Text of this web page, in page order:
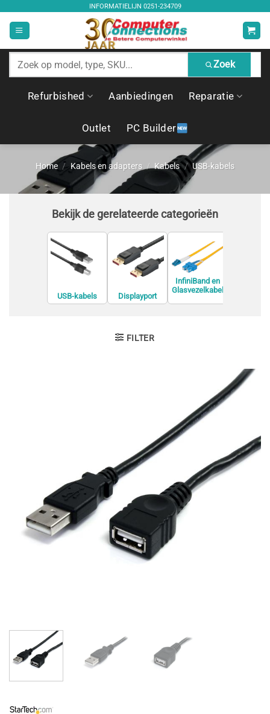
inhoud
INFORMATIELIJN 0251-234709
Zoek
producten
Zoek
Refurbished Aanbiedingen Reparatie
Outlet PC Builder
Home / Kabels en adapters / Kabels / USB-kabels
Bekijk de gerelateerde categorieën
USB-kabels
Displayport
kabels
InfiniBand en
Glasvezelkabel
FILTER